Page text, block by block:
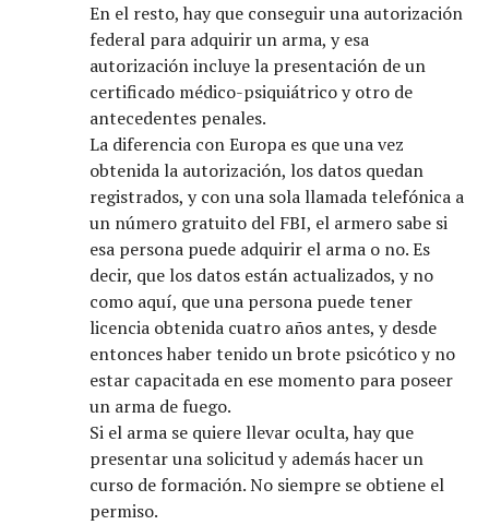
En el resto, hay que conseguir una autorización
federal para adquirir un arma, y esa
autorización incluye la presentación de un
certificado médico-psiquiátrico y otro de
antecedentes penales.
La diferencia con Europa es que una vez
obtenida la autorización, los datos quedan
registrados, y con una sola llamada telefónica a
un número gratuito del FBI, el armero sabe si
esa persona puede adquirir el arma o no. Es
decir, que los datos están actualizados, y no
como aquí, que una persona puede tener
licencia obtenida cuatro años antes, y desde
entonces haber tenido un brote psicótico y no
estar capacitada en ese momento para poseer
un arma de fuego.
Si el arma se quiere llevar oculta, hay que
presentar una solicitud y además hacer un
curso de formación. No siempre se obtiene el
permiso.